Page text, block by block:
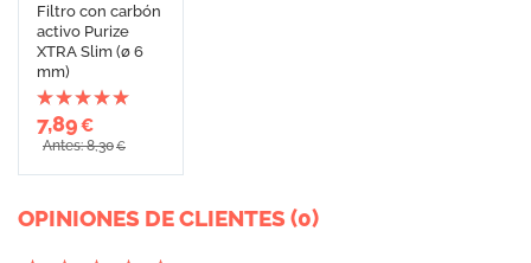
Filtro con carbón
activo Purize
XTRA Slim (ø 6
mm)
7,89€
Antes: 8,30€
OPINIONES DE CLIENTES (0)